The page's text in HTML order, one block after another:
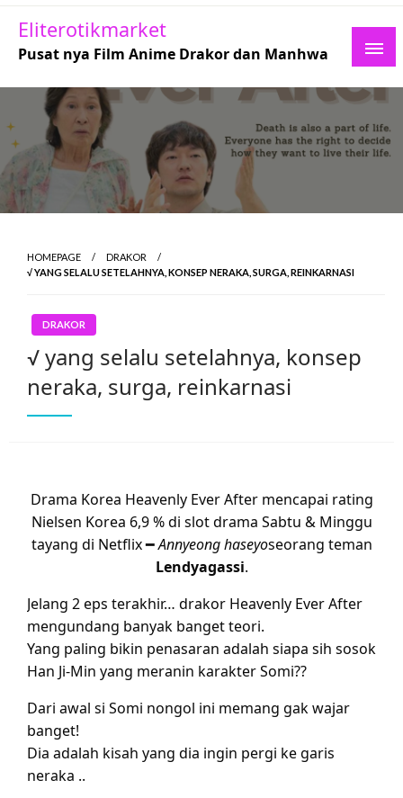
Skip
content
Eliterotikmarket
Pusat nya Film Anime Drakor dan Manhwa
HOMEPAGE
DRAKOR
√ YANG SELALU SETELAHNYA, KONSEP NERAKA, SURGA, REINKARNASI
DRAKOR
√ yang selalu setelahnya, konsep
neraka, surga, reinkarnasi
Drama Korea Heavenly Ever After mencapai rating
Nielsen Korea 6,9 % di slot drama Sabtu & Minggu
tayang di Netflix ━Annyeong haseyoseorang teman
Lendyagassi.
Jelang 2 eps terakhir… drakor Heavenly Ever After
mengundang banyak banget teori.
Yang paling bikin penasaran adalah siapa sih sosok
Han Ji-Min yang meranin karakter Somi??
Dari awal si Somi nongol ini memang gak wajar
banget!
Dia adalah kisah yang dia ingin pergi ke garis
neraka ..